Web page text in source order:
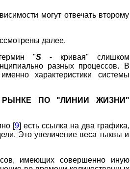
могут отвечать второму
далее.
"S - кривая" слишком
разных процессов. В
характеристики системы
РЫНКЕ ПО "ЛИНИИ ЖИЗНИ"
[9] есть ссылка на два графика,
Это увеличение веса тыквы и
имеющих совершенно иную